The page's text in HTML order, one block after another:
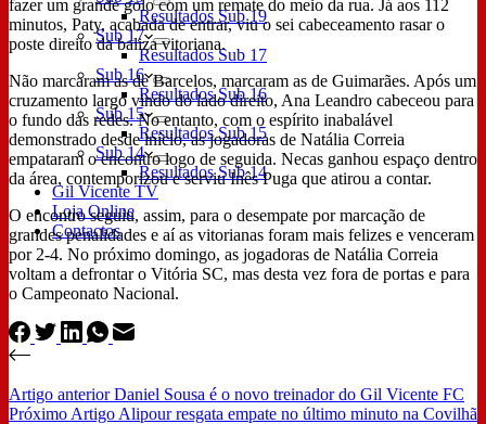
Resultados Sub 19
Sub 17
Resultados Sub 17
Sub 16
Resultados Sub 16
Sub 15
Resultados Sub 15
Sub 14
Resultados Sub 14
Gil Vicente TV
Loja Online
Contactos
fazer um grande golo com um remate do meio da rua. Já aos 112
minutos, Paty, acabada de entrar, viu o sei cabeceamento rasar o
poste direito da baliza vitoriana.
Não marcaram as de Barcelos, marcaram as de Guimarães. Após um
cruzamento largo vindo do lado direito, Ana Leandro cabeceou para
o fundo das redes. No entanto, com o espírito inabalável
demonstrado desde início, as jogadoras de Natália Correia
empataram o encontro logo de seguida. Necas ganhou espaço dentro
da área, contemporizou e serviu Inês Puga que atirou a contar.
O encontro seguiu, assim, para o desempate por marcação de
grandes penalidades e aí as vitorianas foram mais felizes e venceram
por 2-4. No próximo domingo, as jogadoras de Natália Correia
voltam a defrontar o Vitória SC, mas desta vez fora de portas e para
o Campeonato Nacional.
Artigo anteriorDaniel Sousa é o novo treinador do Gil Vicente FC
Próximo Artigo Alipour resgata empate no último minuto na Covilhã